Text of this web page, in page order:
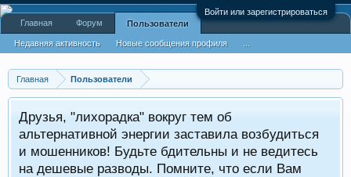
Войти или зарегистрироваться
Главная Пользователи
Друзья, "лихорадка" вокруг тем об
альтернативной энергии заставила возбудиться
и мошенников! Будьте бдительны и не ведитесь
на дешевые разводы. Помните, что если Вам
Главная Форум Пользователи
Недавняя активность Новые сообщения профиля